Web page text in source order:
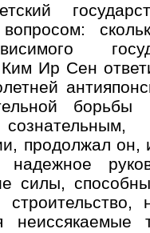
Ир Сен
борьбы
продолжал он,
надежное
силы,
строительство,